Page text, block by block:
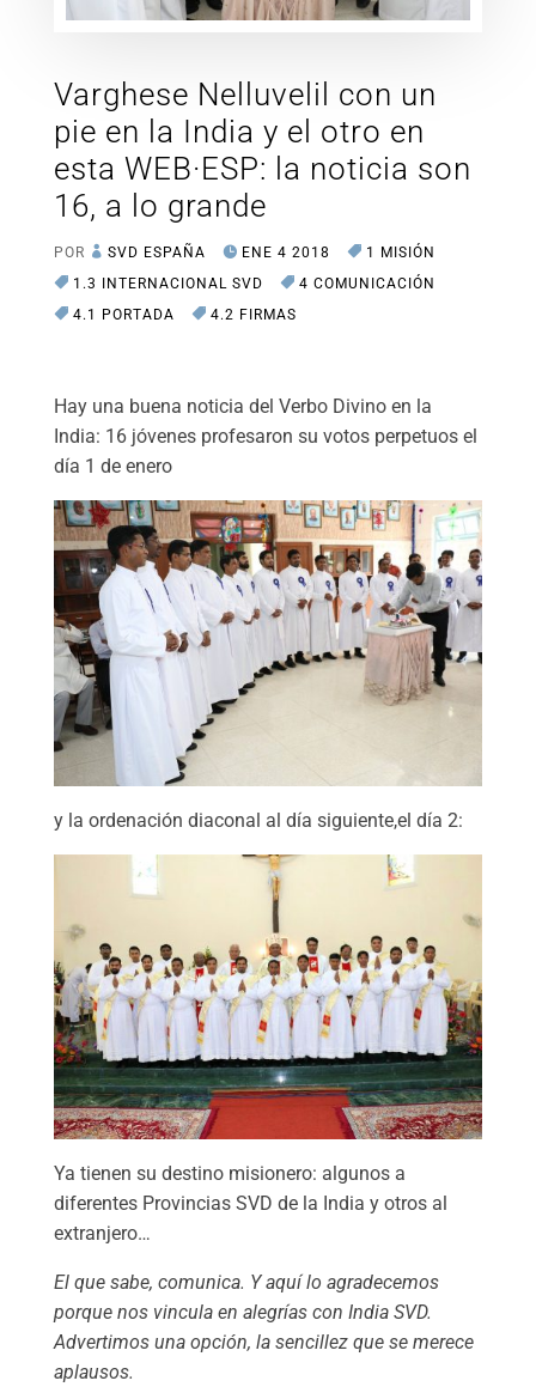
Varghese Nelluvelil con un
pie en la India y el otro en
esta WEB·ESP: la noticia son
16, a lo grande
POR SVD ESPAÑA ENE 4 2018
1 MISIÓN
1.3 INTERNACIONAL SVD
4 COMUNICACIÓN
4.1 PORTADA
4.2 FIRMAS
Hay una buena noticia del Verbo Divino en la
India: 16 jóvenes profesaron su votos perpetuos el
día 1 de enero
y la ordenación diaconal al día siguiente,el día 2:
Ya tienen su destino misionero: algunos a
diferentes Provincias SVD de la India y otros al
extranjero…
El que sabe, comunica. Y aquí lo agradecemos
porque nos vincula en alegrías con India SVD.
Advertimos una opción, la sencillez que se merece
aplausos.